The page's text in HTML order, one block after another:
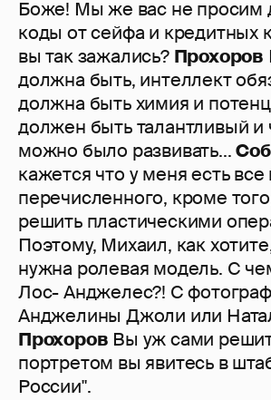
Боже! Мы же вас не просим
коды от сейфа и кредитных
вы так зажались? Прохоров
должна быть, интеллект
должна быть химия и
должен быть талантливый и
можно было развивать...
кажется что у меня есть все
перечисленного, кроме
решить пластическими
Поэтому, Михаил, как
нужна ролевая модель. С
Лос- Анджелес?! С
Анджелины Джоли или
Прохоров Вы уж сами
портретом вы явитесь в
России".